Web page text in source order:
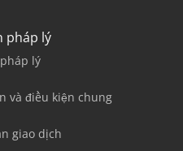
pháp lý
lý
và điều kiện chung
giao dịch